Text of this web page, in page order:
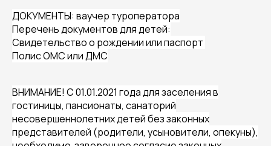
ДОКУМЕНТЫ: ваучер туроператора
Перечень документов для детей:
Свидетельство о рождении или паспорт
Полис ОМС или ДМС
ВНИМАНИЕ! С 01.01.2021 года для заселения в
гостиницы, пансионаты, санаторий
несовершеннолетних детей без законных
представителей (родители, усыновители, опекуны),